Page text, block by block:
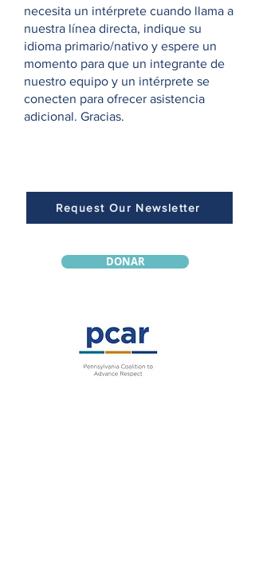
necesita un intérprete cuando llama a
nuestra línea directa, indique su
idioma primario/nativo y espere un
momento para que un integrante de
nuestro equipo y un intérprete se
conecten para ofrecer asistencia
adicional. Gracias.
Request Our Newsletter
DONAR